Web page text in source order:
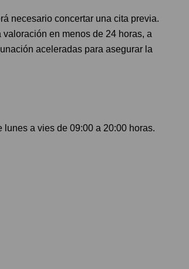
necesario concertar una cita previa.
en menos de 24 horas, a
aceleradas para asegurar la
a vies de 09:00 a 20:00 horas.